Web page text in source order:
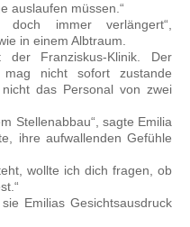
auslaufen müssen.“
immer verlängert“,
in einem Albtraum.
Franziskus-Klinik. Der
mag nicht sofort zustande
das Personal von zwei
Stellenabbau“, sagte Emilia
ihre aufwallenden Gefühle
wollte ich dich fragen, ob
Emilias Gesichtsausdruck